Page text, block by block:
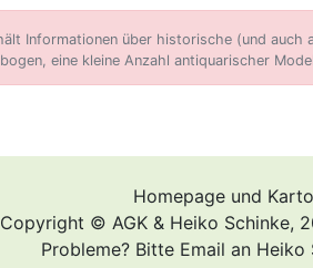
Informationen über historische (und
eine kleine Anzahl antiquarischer
Homepage und
Copyright © AGK & Heiko Schinke,
Probleme? Bitte Email an Heiko